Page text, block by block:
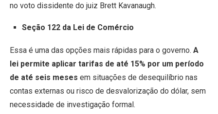
no voto dissidente do juiz Brett Kavanaugh.
Seção 122 da Lei de Comércio
Essa é uma das opções mais rápidas para o governo. A
lei permite aplicar tarifas de até 15% por um período
de até seis meses em situações de desequilíbrio nas
contas externas ou risco de desvalorização do dólar, sem
necessidade de investigação formal.